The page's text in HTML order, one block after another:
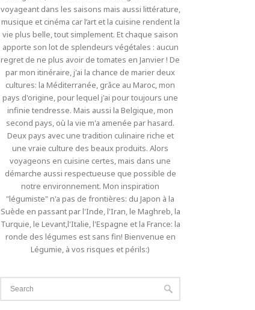
voyageant dans les saisons mais aussi littérature,
musique et cinéma car l’art et la cuisine rendent la
vie plus belle, tout simplement. Et chaque saison
apporte son lot de splendeurs végétales : aucun
regret de ne plus avoir de tomates en Janvier ! De
par mon itinéraire, j'ai la chance de marier deux
cultures: la Méditerranée, grâce au Maroc, mon
pays d'origine, pour lequel j'ai pour toujours une
infinie tendresse. Mais aussi la Belgique, mon
second pays, où la vie m'a amenée par hasard.
Deux pays avec une tradition culinaire riche et
une vraie culture des beaux produits. Alors
voyageons en cuisine certes, mais dans une
démarche aussi respectueuse que possible de
notre environnement. Mon inspiration
"légumiste" n'a pas de frontières: du Japon à la
Suède en passant par l'Inde, l'Iran, le Maghreb, la
Turquie, le Levant,l'Italie, l'Espagne et la France: la
ronde des légumes est sans fin! Bienvenue en
Légumie, à vos risques et périls:)